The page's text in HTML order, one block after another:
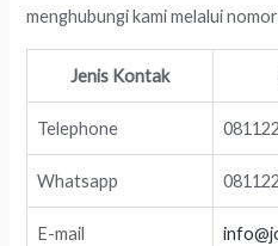
menghubungi kami melalui
Jenis Kontak
Telephone
Whatsapp
E-mail